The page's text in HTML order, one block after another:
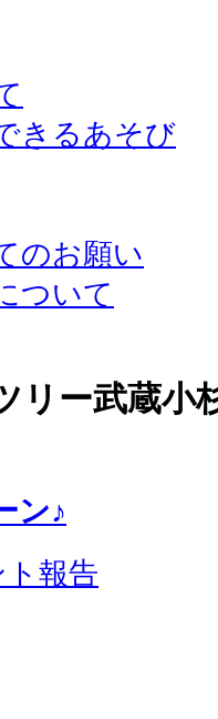
きるあそび
のお願い
ついて
リー武蔵
ン♪
報告